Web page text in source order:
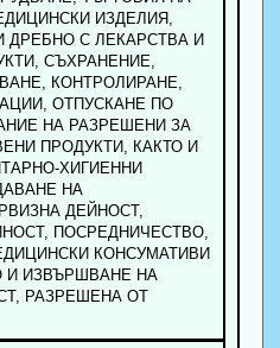
ИЗДЕЛИЯ,
ДРЕБНО С ЛЕКАРСТВА И
СЪХРАНЕНИЕ,
КОНТРОЛИРАНЕ,
ОТПУСКАНЕ ПО
НА РАЗРЕШЕНИ ЗА
ПРОДУКТИ, КАКТО И
ХИГИЕННИ
НА
ДЕЙНОСТ,
ПОСРЕДНИЧЕСТВО,
КОНСУМАТИВИ
И ИЗВЪРШВАНЕ НА
РАЗРЕШЕНА ОТ